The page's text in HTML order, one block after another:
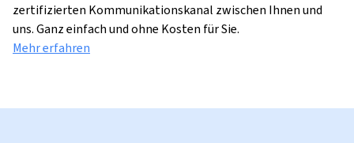
zertifizierten Kommunikationskanal zwischen Ihnen und
uns. Ganz einfach und ohne Kosten für Sie.
Mehr erfahren